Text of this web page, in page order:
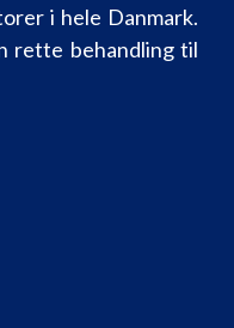
i hele Danmark.
rette behandling til